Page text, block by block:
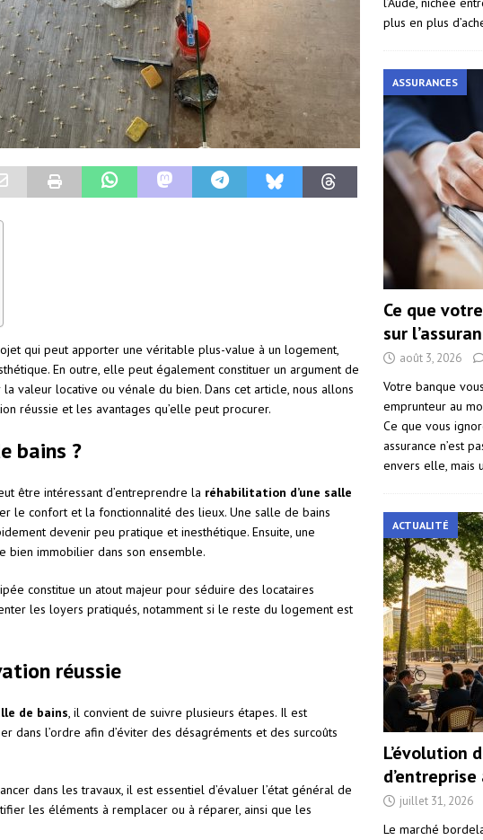
qui peut apporter une véritable plus-value à un logement,
En outre, elle peut également constituer un argument de
valeur locative ou vénale du bien. Dans cet article, nous allons
réussie et les avantages qu’elle peut procurer.
bains ?
être intéressant d’entreprendre la réhabilitation d’une salle
le confort et la fonctionnalité des lieux. Une salle de bains
devenir peu pratique et inesthétique. Ensuite, une
bien immobilier dans son ensemble.
constitue un atout majeur pour séduire des locataires
les loyers pratiqués, notamment si le reste du logement est
réussie
de bains, il convient de suivre plusieurs étapes. Il est
l’ordre afin d’éviter des désagréments et des surcoûts
dans les travaux, il est essentiel d’évaluer l’état général de
les éléments à remplacer ou à réparer, ainsi que les
plus en plus
ASSURANCES
Ce que
sur
août 3, 2026
Votre banque
emprunteur au
Ce que vous
assurance n’est
envers elle, mais
ACTUALITÉ
L’évolution
juillet 31, 2026
Le marché